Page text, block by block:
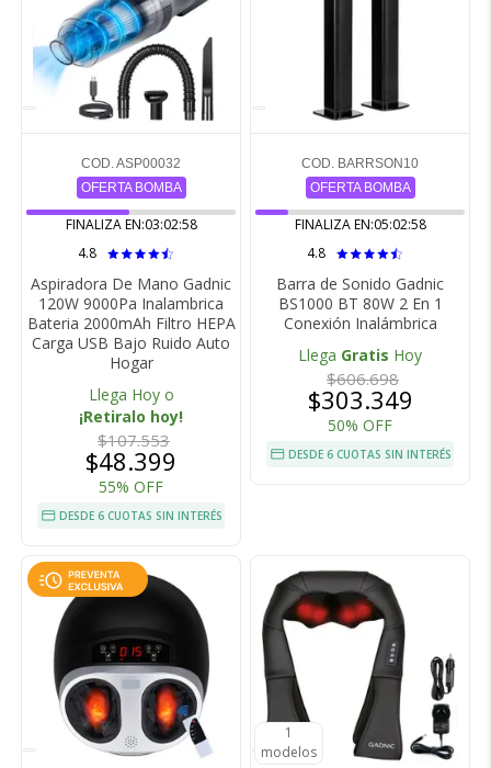
COD. ASP00032
OFERTA BOMBA
FINALIZA EN:03:02:57
4.8
Aspiradora De Mano Gadnic
120W 9000Pa Inalambrica
Bateria 2000mAh Filtro HEPA
Carga USB Bajo Ruido Auto
Hogar
Llega Hoy o
¡Retiralo hoy!
$107.553
$48.399
55% OFF
DESDE 6 CUOTAS SIN INTERÉS
COD. BARRSON10
OFERTA BOMBA
FINALIZA EN:05:02:57
4.8
Barra de Sonido Gadnic
BS1000 BT 80W 2 En 1
Conexión Inalámbrica
Llega Gratis Hoy
$606.698
$303.349
50% OFF
DESDE 6 CUOTAS SIN INTERÉS
1
modelos